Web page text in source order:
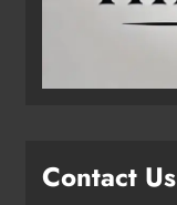
Contact Us